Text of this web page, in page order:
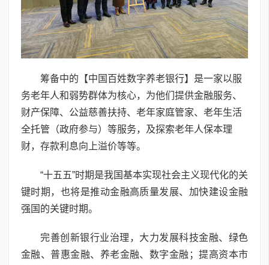
筹备中的【中国百姓数字养老银行】是一家以服
务老年人和弱势群体为核心，为他们提供金融服务、
财产保障、公益慈善扶持、老年家庭管家、老年生活
全托管（政府参与）等服务，及探索老年人保本理
财，存款利息向上溢价等等。
“十五五”时期是我国基本实现社会主义现代化的关
键时期，也将是推动金融高质量发展、加快建设金融
强国的关键时期。
完善创新银行业治理，大力发展科技金融、绿色
金融、普惠金融、养老金融、数字金融；提高资本市